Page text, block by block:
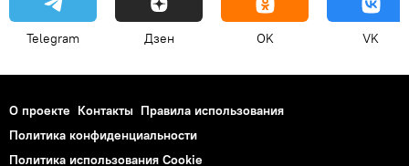
Telegram Дзен OK VK
О проекте Контакты Правила использования
Политика конфиденциальности
Политика использования Cookie